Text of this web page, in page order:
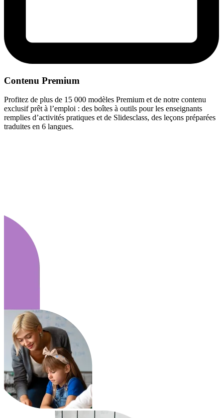
Contenu Premium
Profitez de plus de 15 000 modèles Premium et de notre contenu
exclusif prêt à l’emploi : des boîtes à outils pour les enseignants
remplies d’activités pratiques et de Slidesclass, des leçons préparées
traduites en 6 langues.